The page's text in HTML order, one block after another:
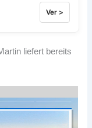
Ver >
liefert bereits